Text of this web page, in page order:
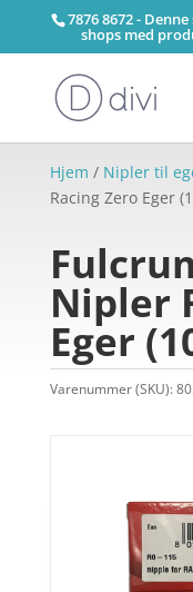
7876 8672 -
shops med
Hjem / Nipler til
Racing Zero Eger
Nipler
Eger
Varenummer (SKU):